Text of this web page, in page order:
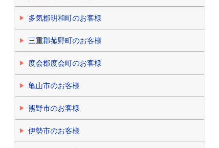
多気郡明和町のお客様
三重郡菰野町のお客様
度会郡度会町のお客様
亀山市のお客様
熊野市のお客様
伊勢市のお客様